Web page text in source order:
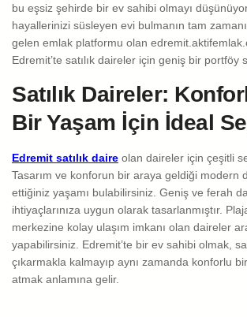
bu eşsiz şehirde bir ev sahibi olmayı
hayallerinizi süsleyen evi bulmanın tam
gelen emlak platformu olan
Edremit’te satılık daireler için geniş bir portföy
Satılık Daireler:
Bir Yaşam İçin İdeal
Edremit satılık daire olan daireler için çeşitli
Tasarım ve konforun bir araya geldiği modern
ettiğiniz yaşamı bulabilirsiniz. Geniş ve ferah
ihtiyaçlarınıza uygun olarak tasarlanmıştır.
merkezine kolay ulaşım imkanı olan daireler
yapabilirsiniz. Edremit’te bir ev sahibi olmak,
çıkarmakla kalmayıp aynı zamanda konforlu
atmak anlamına gelir.